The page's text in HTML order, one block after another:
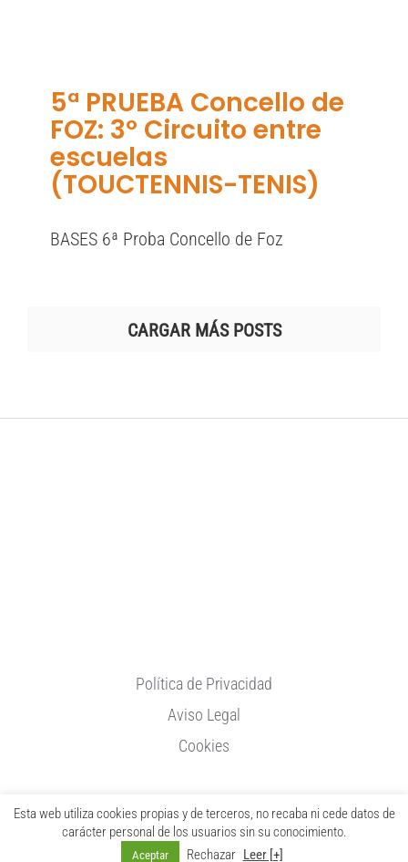
5ª PRUEBA Concello de
FOZ: 3º Circuito entre
escuelas
(TOUCTENNIS-TENIS)
BASES 6ª Proba Concello de Foz
CARGAR MÁS POSTS
Política de Privacidad
Aviso Legal
Cookies
Esta web utiliza cookies propias y de terceros, no recaba ni cede datos de
carácter personal de los usuarios sin su conocimiento.
Aceptar Rechazar Leer [+]